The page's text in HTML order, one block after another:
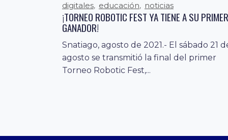
digitales, educación, noticias
¡TORNEO ROBOTIC FEST YA TIENE A SU PRIMER
GANADOR!
Snatiago, agosto de 2021.- El sábado 21
agosto se transmitió la final del primer
Torneo Robotic Fest,...